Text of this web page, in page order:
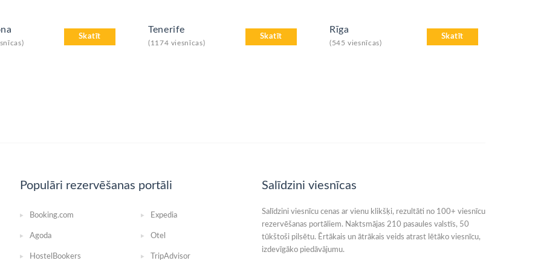
Skatīt Skatīt
Tenerife
(1174 viesnīcas)
Skatīt
Rīga
(545 viesnīcas)
Populāri rezervēšanas portāli
Booking.com Expedia
Agoda Otel
HostelBookers TripAdvisor
Salīdzini viesnīcas
Salīdzini viesnīcu cenas ar vienu klikšķi, rezultāti no 100+ viesnīcu
rezervēšanas portāliem. Naktsmājas 210 pasaules valstīs, 50
tūkštoši pilsētu. Ērtākais un ātrākais veids atrast lētāko viesnīcu,
izdevīgāko piedāvājumu.